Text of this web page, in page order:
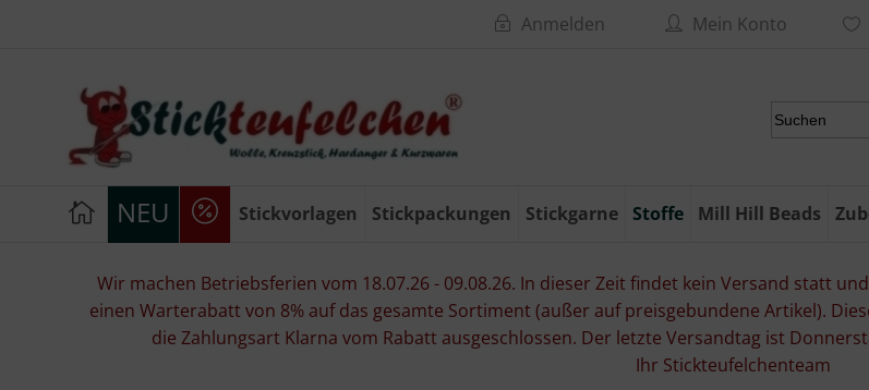
Anmelden Mein Konto
NEU Stickvorlagen Stickpackungen Stickgarne Stoffe Mill Hill Beads
Wir machen Betriebsferien vom 18.07.26 - 09.08.26. In dieser Zeit findet kein Versand statt
einen Warterabatt von 8% auf das gesamte Sortiment (außer auf preisgebundene Artikel).
die Zahlungsart Klarna vom Rabatt ausgeschlossen. Der letzte Versandtag ist
Ihr Stickteufelchenteam